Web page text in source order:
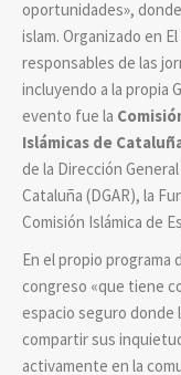
oportunidades»,
islam. Organizado en
responsables de las
incluyendo a la propia
evento fue la
Islámicas de
de la Dirección
Cataluña (DGAR), la
Comisión Islámica de
En el propio programa
congreso «que tiene
espacio seguro donde
compartir sus
activamente en la